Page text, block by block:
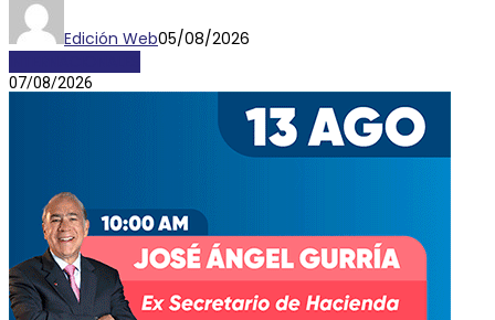
Edición Web05/08/2026
07/08/2026